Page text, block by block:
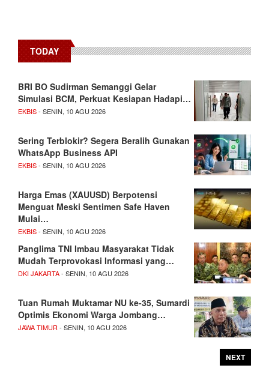
TODAY
BRI BO Sudirman Semanggi Gelar
Simulasi BCM, Perkuat Kesiapan Hadapi…
EKBIS- SENIN, 10 AGU 2026
Sering Terblokir? Segera Beralih Gunakan
WhatsApp Business API
EKBIS- SENIN, 10 AGU 2026
Harga Emas (XAUUSD) Berpotensi
Menguat Meski Sentimen Safe Haven
Mulai…
EKBIS- SENIN, 10 AGU 2026
Panglima TNI Imbau Masyarakat Tidak
Mudah Terprovokasi Informasi yang…
DKI JAKARTA- SENIN, 10 AGU 2026
Tuan Rumah Muktamar NU ke-35, Sumardi
Optimis Ekonomi Warga Jombang…
JAWA TIMUR - SENIN, 10 AGU 2026
NEXT